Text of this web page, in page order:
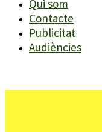
Qui som
Contacte
Publicitat
Audiències